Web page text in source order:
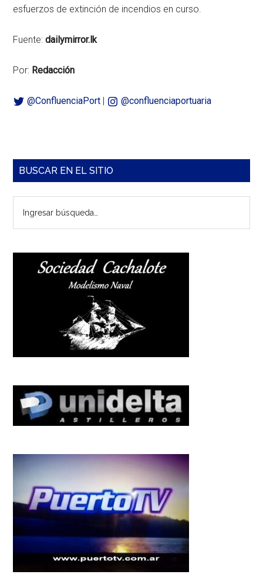
esfuerzos de extinción de incendios en curso.
Fuente:dailymirror.lk
Por: Redacción
@ConfluenciaPort | @confluenciaportuaria
Barra
principal
BUSCAR EN EL SITIO
búsqueda…